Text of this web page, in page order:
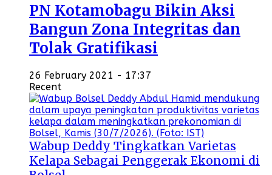
PN Kotamobagu Bikin Aksi
Bangun Zona Integritas dan
Tolak Gratifikasi
26 February 2021 - 17:37
Recent
Wabup Deddy Tingkatkan Varietas
Kelapa Sebagai Penggerak Ekonomi di